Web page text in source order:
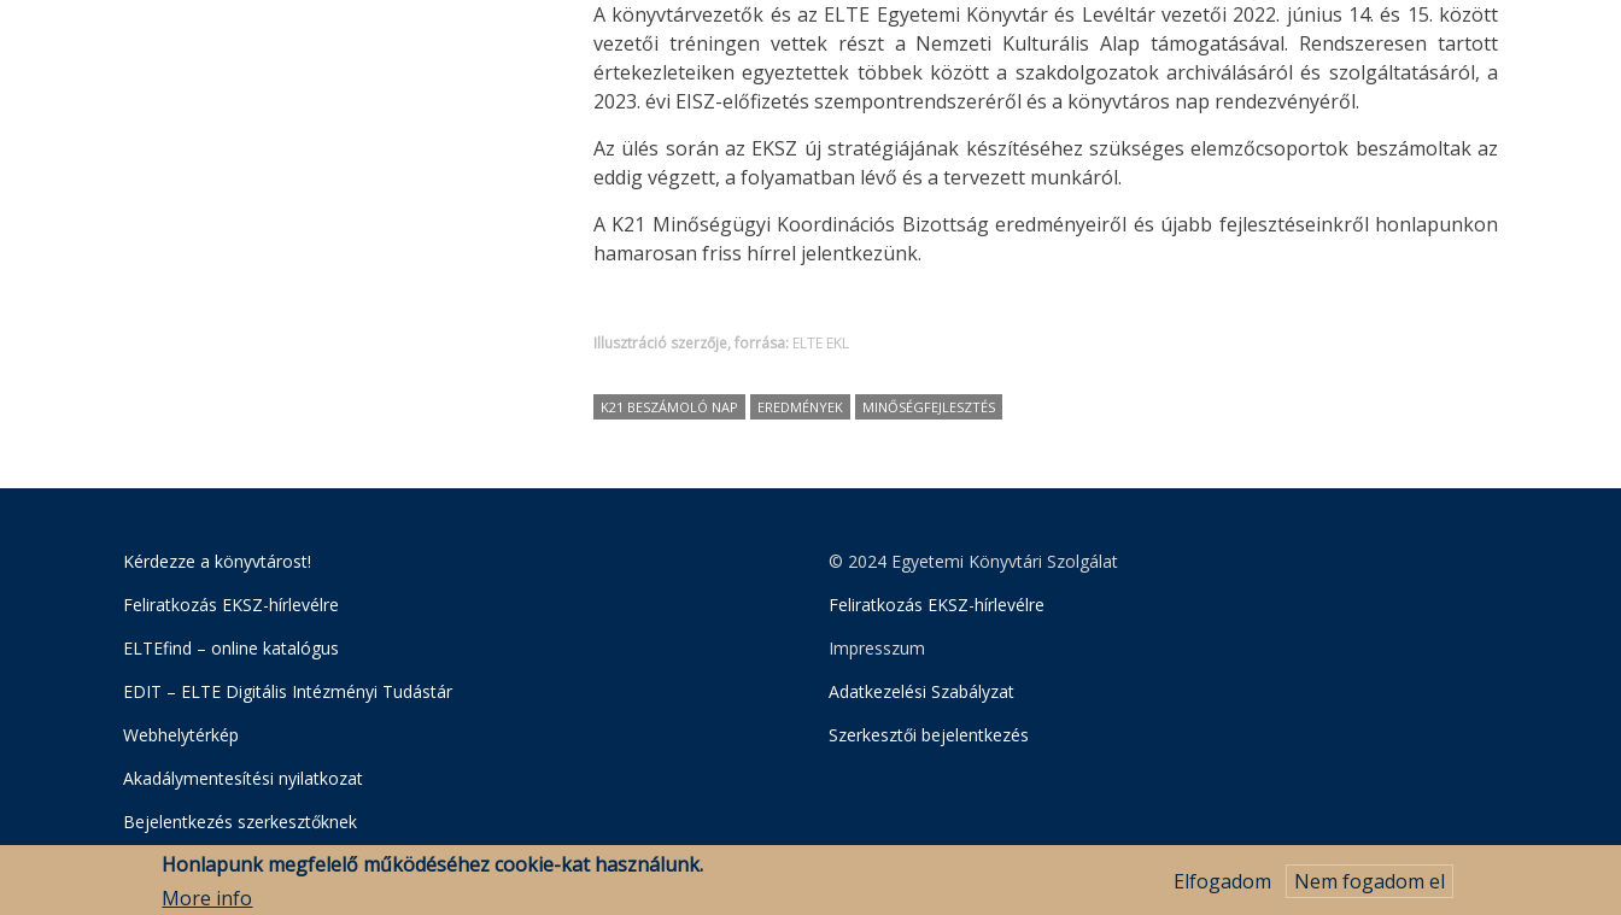
A könyvtárvezetők és az ELTE Egyetemi Könyvtár és Levéltár vezetői 2022. június 14. és 15. között
vezetői tréningen vettek részt a Nemzeti Kulturális Alap támogatásával. Rendszeresen tartott
értekezleteiken egyeztettek többek között a szakdolgozatok archiválásáról és szolgáltatásáról, a
2023. évi EISZ-előfizetés szempontrendszeréről és a könyvtáros nap rendezvényéről.
Az ülés során az EKSZ új stratégiájának készítéséhez szükséges elemzőcsoportok beszámoltak az
eddig végzett, a folyamatban lévő és a tervezett munkáról.
A K21 Minőségügyi Koordinációs Bizottság eredményeiről és újabb fejlesztéseinkről honlapunkon
hamarosan friss hírrel jelentkezünk.
Illusztráció szerzője, forrása: ELTE EKL
K21 BESZÁMOLÓ NAP EREDMÉNYEK MINŐSÉGFEJLESZTÉS
Kérdezze a könyvtárost!
Feliratkozás EKSZ-hírlevélre
ELTEfind – online katalógus
EDIT – ELTE Digitális Intézményi Tudástár
Webhelytérkép
Akadálymentesítési nyilatkozat
Bejelentkezés szerkesztőknek
© 2024 Egyetemi Könyvtári Szolgálat
Feliratkozás EKSZ-hírlevélre
Impresszum
Adatkezelési Szabályzat
Szerkesztői bejelentkezés
Honlapunk megfelelő működéséhez cookie-kat használunk.
More info
Elfogadom Nem fogadom el